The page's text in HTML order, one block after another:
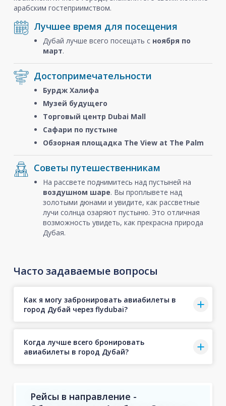
арабским гостеприимством.
Лучшее время для посещения
Дубай лучше всего посещать с ноября по
март.
Достопримечательности
Бурдж Халифа
Музей будущего
Торговый центр Dubai Mall
Сафари по пустыне
Обзорная площадка The View at The Palm
Советы путешественникам
На рассвете поднимитесь над пустыней на
воздушном шаре. Вы проплывете над
золотыми дюнами и увидите, как рассветные
лучи солнца озаряют пустыню. Это отличная
возможность увидеть, как прекрасна природа
Дубая.
Часто задаваемые вопросы
Как я могу забронировать авиабилеты в
город Дубай через flydubai?
Когда лучше всего бронировать
авиабилеты в город Дубай?
Рейсы в направление -